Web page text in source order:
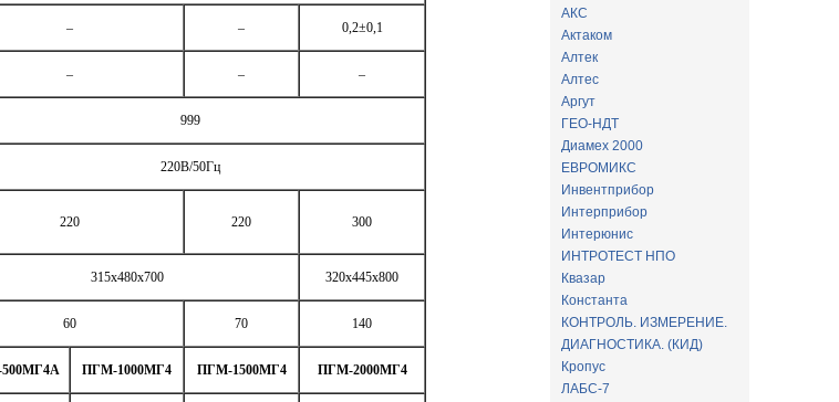
– – 0,2±0,1
– – –
999
220В/50Гц
220 220 300
315х480х700 320х445х800
60 70 140
ПГМ-1000МГ4 ПГМ-1500МГ4 ПГМ-2000МГ4
АКС
Актаком
Алтек
Алтес
Аргут
ГЕО-НДТ
Диамех 2000
ЕВРОМИКС
Инвентприбор
Интерприбор
Интерюнис
ИНТРОТЕСТ НПО
Квазар
Константа
КОНТРОЛЬ. ИЗМЕРЕНИЕ.
ДИАГНОСТИКА. (КИД)
Кропус
ЛАБС-7